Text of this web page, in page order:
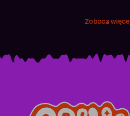
Zobacz więcej